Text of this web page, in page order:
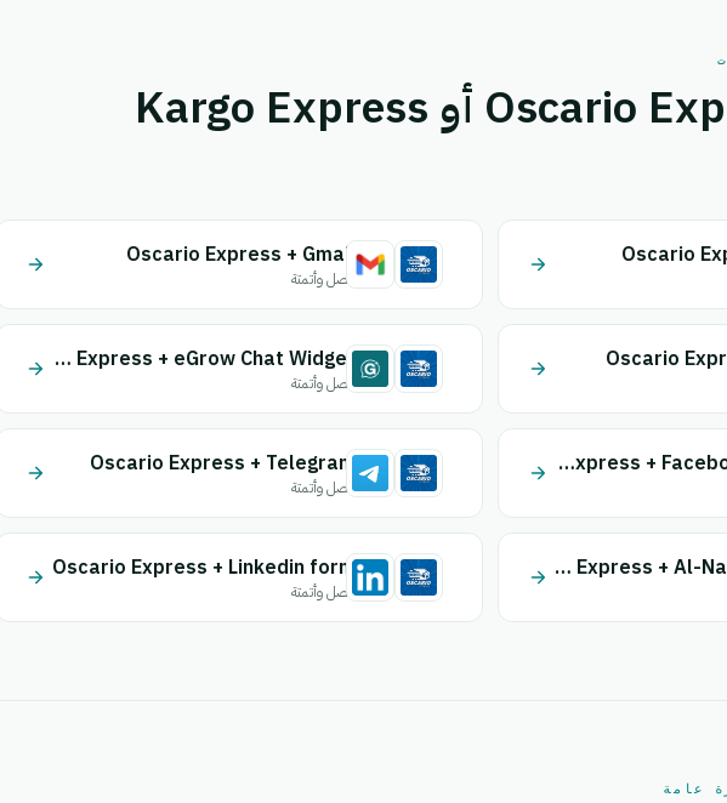
قم بإقران Oscario Express أو Kargo Express
Oscario
Oscario Express + Gmail
اتصل وأتمتة
Oscario
Oscario Express + eGrow Chat Widget
اتصل وأتمتة
Oscario Express + Facebook Comments
Oscario Express + Telegram
اتصل وأتمتة
Oscario Express + Al-Nawras (Nawris)
Oscario Express + Linkedin form
اتصل وأتمتة
عامة